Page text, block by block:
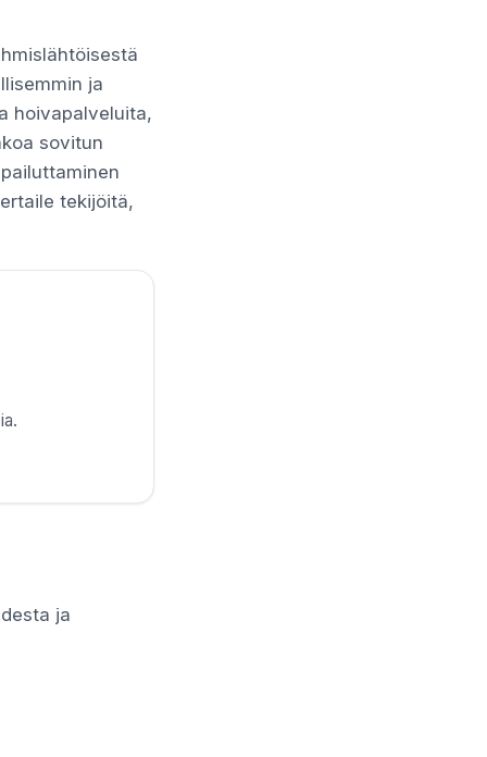
ja
hoivapalveluita,
sovitun
tekijöitä,
ja